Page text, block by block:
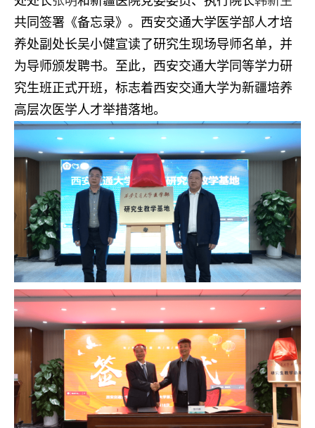
共同签署《备忘录》。西安交通大学医学部人才培
养处副处长吴小健宣读了研究生现场导师名单，并
为导师颁发聘书。至此，西安交通大学同等学力研
究生班正式开班，标志着西安交通大学为新疆培养
高层次医学人才举措落地。